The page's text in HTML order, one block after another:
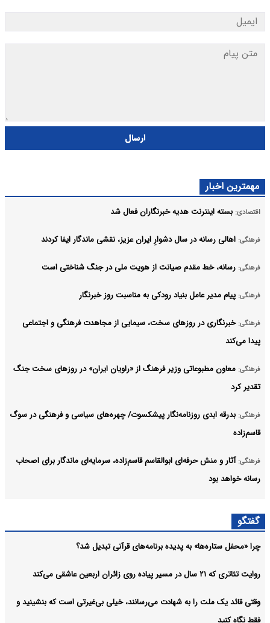
ارسال
مهمترین اخبار
اقتصادی: بسته اینترنت هدیه خبرنگاران فعال شد
فرهنگی: اهالی رسانه در سال دشوارِ ایران عزیز، نقشی ماندگار ایفا کردند
فرهنگی: رسانه، خط مقدم صیانت از هویت ملی در جنگ شناختی است
فرهنگی: پیام مدیر عامل بنیاد رودکی به مناسبت روز خبرنگار
فرهنگی: خبرنگاری در روزهای سخت، سیمایی از مجاهدت فرهنگی و اجتماعی
پیدا می‌کند
فرهنگی: معاون مطبوعاتی وزیر فرهنگ از «راویان ایران» در روزهای سخت جنگ
تقدیر کرد
فرهنگی: بدرقه ابدی روزنامه‌نگار پیشکسوت/ چهره‌های سیاسی و فرهنگی در سوگ
قاسم‌زاده
فرهنگی: آثار و منش حرفه‌ای ابوالقاسم قاسم‌زاده، سرمایه‌ای ماندگار برای اصحاب
رسانه خواهد بود
هنرهای نمایشی گذاشت
فرهنگی: ابوالقاسم قاسم‌زاده روزنامه‌نگار پیشکسوت درگذشت
آرشیو
گفتگو
چرا «محفل ستاره‌ها» به پدیده برنامه‌های قرآنی تبدیل شد؟
روایت تئاتری که ۲۱ سال در مسیر پیاده روی زائران اربعین عاشقی می‌کند
وقتی قائد یک ملت را به شهادت می‌رسانند، خیلی بی‌غیرتی است که بنشینید و
فقط نگاه کنید